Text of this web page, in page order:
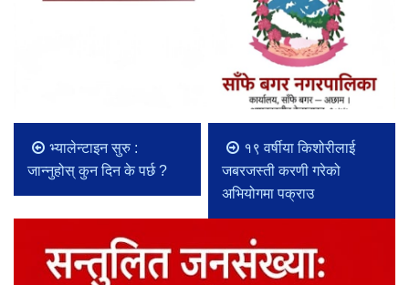
भ्यालेन्टाइन सुरु :
जान्नुहोस् कुन दिन के पर्छ ?
१९ वर्षीया किशोरीलाई
जबरजस्ती करणी गरेको
अभियोगमा पक्राउ